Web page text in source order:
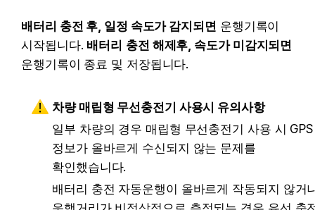
배터리 충전 후, 일정 속도가 감지되면 운행기록이
시작됩니다. 배터리 충전 해제후, 속도가 미감지되면
운행기록이 종료 및 저장됩니다.
차량 매립형 무선충전기 사용시 유의사항
일부 차량의 경우 매립형 무선충전기 사용 시 GPS
정보가 올바르게 수신되지 않는 문제를
확인했습니다.
배터리 충전 자동운행이 올바르게 작동되지 않거